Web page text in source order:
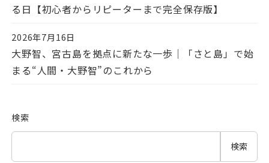
る日【初心者からリピーターまで完全保存版】
投稿日
2026年7月16日
大野智、宮古島を拠点に新たな一歩｜「さと島」で始
まる“人間・大野智”のこれから
検索
検索